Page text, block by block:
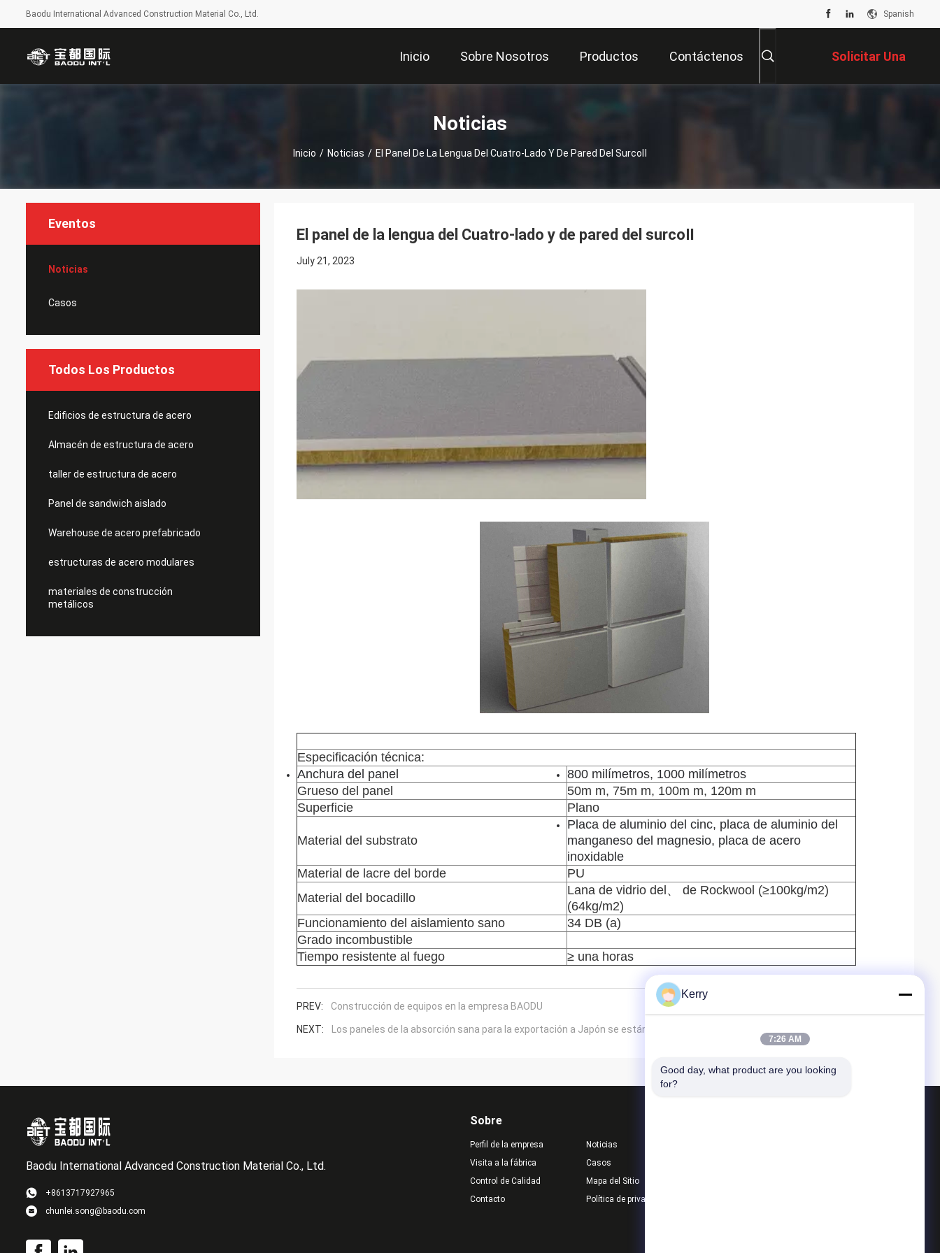
Baodu International Advanced Construction Material Co., Ltd. Spanish
Inicio Sobre Nosotros Productos Contáctenos Solicitar Una
Cotización
Noticias
Inicio / Noticias / El Panel De La Lengua Del Cuatro-Lado Y De Pared Del SurcoⅡ
Eventos
Noticias
Casos
Todos Los Productos
Edificios de estructura de acero
Almacén de estructura de acero
taller de estructura de acero
Panel de sandwich aislado
Warehouse de acero prefabricado
estructuras de acero modulares
materiales de construcción
metálicos
El panel de la lengua del Cuatro-lado y de pared del surcoⅡ
July 21, 2023
Especificación técnica:
Anchura del panel
800 milímetros, 1000 milímetros
Grueso del panel
50m m, 75m m, 100m m, 120m m
Superficie
Plano
Material del substrato
Placa de aluminio del cinc, placa de aluminio del
manganeso del magnesio, placa de acero
inoxidable
Material de lacre del borde
PU
Material del bocadillo
Lana de vidrio del、 de Rockwool (≥100kg/m2)
(64kg/m2)
Funcionamiento del aislamiento sano
34 DB (a)
Grado incombustible
Tiempo resistente al fuego
≥ una horas
PREV: Construcción de equipos en la empresa BAODU
NEXT: Los paneles de la absorción sana para la exportación a Japón se están procesando
Baodu International Advanced Construction Material Co., Ltd.
+8613717927965
chunlei.song@baodu.com
Sobre
Perfil de la empresa
Visita a la fábrica
Control de Calidad
Contacto
Noticias
Casos
Mapa del Sitio
Política de privacidad
Kerry
7:26 AM
Good day, what product are you looking
for?